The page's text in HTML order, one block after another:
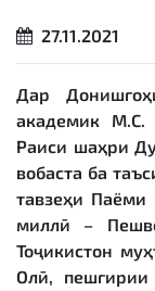
27.11.2021
Дар
академик
Раиси шаҳри
вобаста ба
тавзеҳи Паёми
миллӣ –
Тоҷикистон
Олӣ, пешгирии